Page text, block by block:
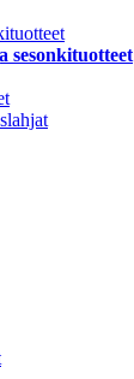
sesonkituotteet